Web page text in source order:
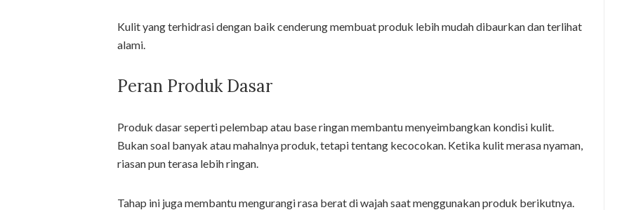
Kulit yang terhidrasi dengan baik cenderung membuat produk lebih mudah dibaurkan dan terlihat
alami.
Peran Produk Dasar
Produk dasar seperti pelembap atau base ringan membantu menyeimbangkan kondisi kulit.
Bukan soal banyak atau mahalnya produk, tetapi tentang kecocokan. Ketika kulit merasa nyaman,
riasan pun terasa lebih ringan.
Tahap ini juga membantu mengurangi rasa berat di wajah saat menggunakan produk berikutnya.